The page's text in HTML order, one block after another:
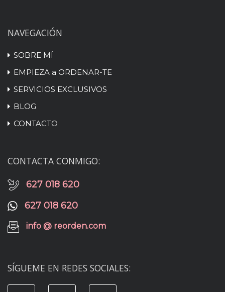
NAVEGACIÓN
SOBRE MÍ
EMPIEZA a ORDENAR-TE
SERVICIOS EXCLUSIVOS
BLOG
CONTACTO
CONTACTA CONMIGO:
627 018 620
627 018 620
info @ reorden.com
SÍGUEME EN REDES SOCIALES: